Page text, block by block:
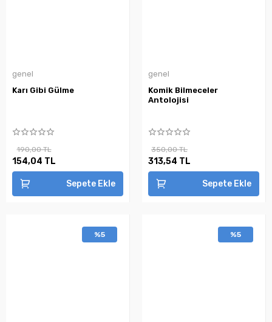
genel
Karı Gibi Gülme
190,00 TL
154,04 TL
Sepete Ekle
genel
Komik Bilmeceler
Antolojisi
350,00 TL
313,54 TL
Sepete Ekle
%5 %5